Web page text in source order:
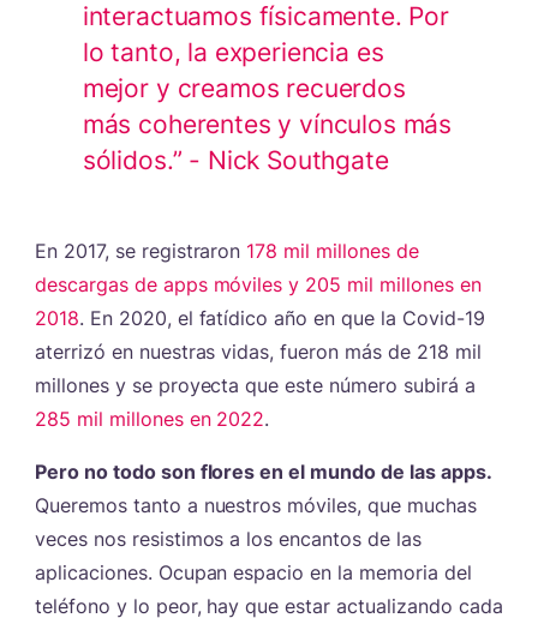
interactuamos físicamente. Por
lo tanto, la experiencia es
mejor y creamos recuerdos
más coherentes y vínculos más
sólidos.” - Nick Southgate
En 2017, se registraron 178 mil millones de
descargas de apps móviles y 205 mil millones en
2018. En 2020, el fatídico año en que la Covid-19
aterrizó en nuestras vidas, fueron más de 218 mil
millones y se proyecta que este número subirá a
285 mil millones en 2022.
Pero no todo son flores en el mundo de las apps.
Queremos tanto a nuestros móviles, que muchas
veces nos resistimos a los encantos de las
aplicaciones. Ocupan espacio en la memoria del
teléfono y lo peor, hay que estar actualizando cada